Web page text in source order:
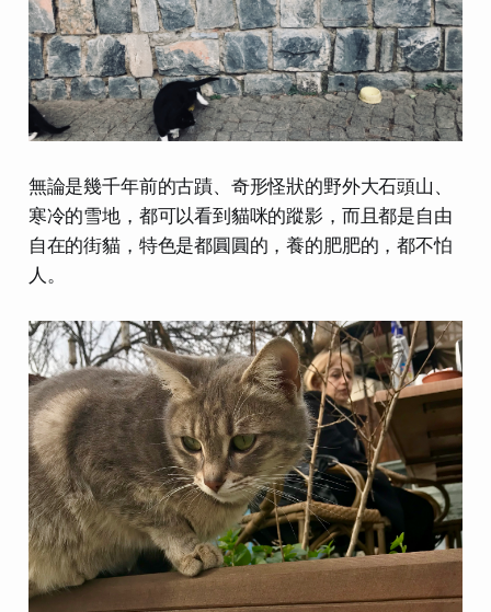
無論是幾千年前的古蹟、奇形怪狀的野外大石頭山、
寒冷的雪地，都可以看到貓咪的蹤影，而且都是自由
自在的街貓，特色是都圓圓的，養的肥肥的，都不怕
人。